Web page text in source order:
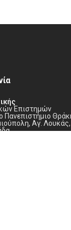
Επιστημών
Πανεπιστήμιο
Αγ.